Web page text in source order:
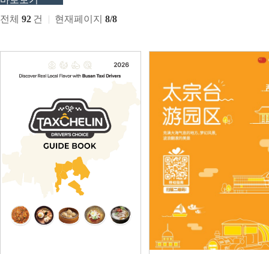
전체 92 건 현재페이지 8/8